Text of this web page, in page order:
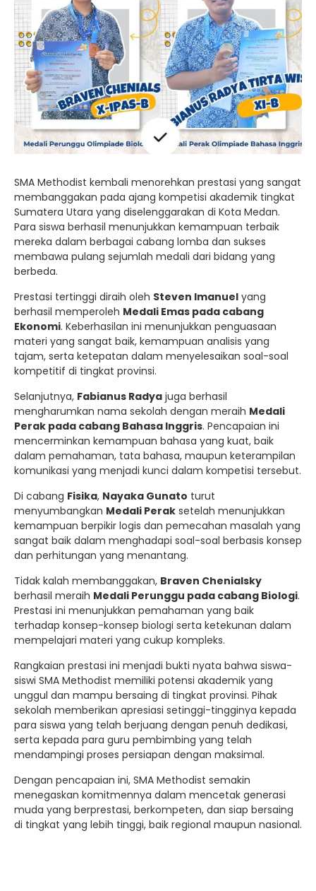
SMA Methodist kembali menorehkan prestasi yang sangat
membanggakan pada ajang kompetisi akademik tingkat
Sumatera Utara yang diselenggarakan di Kota Medan.
Para siswa berhasil menunjukkan kemampuan terbaik
mereka dalam berbagai cabang lomba dan sukses
membawa pulang sejumlah medali dari bidang yang
berbeda.
Prestasi tertinggi diraih oleh Steven Imanuel yang
berhasil memperoleh Medali Emas pada cabang
Ekonomi. Keberhasilan ini menunjukkan penguasaan
materi yang sangat baik, kemampuan analisis yang
tajam, serta ketepatan dalam menyelesaikan soal-soal
kompetitif di tingkat provinsi.
Selanjutnya, Fabianus Radya juga berhasil
mengharumkan nama sekolah dengan meraih Medali
Perak pada cabang Bahasa Inggris. Pencapaian ini
mencerminkan kemampuan bahasa yang kuat, baik
dalam pemahaman, tata bahasa, maupun keterampilan
komunikasi yang menjadi kunci dalam kompetisi tersebut.
Di cabang Fisika, Nayaka Gunato turut
menyumbangkan Medali Perak setelah menunjukkan
kemampuan berpikir logis dan pemecahan masalah yang
sangat baik dalam menghadapi soal-soal berbasis konsep
dan perhitungan yang menantang.
Tidak kalah membanggakan, Braven Chenialsky
berhasil meraih Medali Perunggu pada cabang Biologi.
Prestasi ini menunjukkan pemahaman yang baik
terhadap konsep-konsep biologi serta ketekunan dalam
mempelajari materi yang cukup kompleks.
Rangkaian prestasi ini menjadi bukti nyata bahwa siswa-
siswi SMA Methodist memiliki potensi akademik yang
unggul dan mampu bersaing di tingkat provinsi. Pihak
sekolah memberikan apresiasi setinggi-tingginya kepada
para siswa yang telah berjuang dengan penuh dedikasi,
serta kepada para guru pembimbing yang telah
mendampingi proses persiapan dengan maksimal.
Dengan pencapaian ini, SMA Methodist semakin
menegaskan komitmennya dalam mencetak generasi
muda yang berprestasi, berkompeten, dan siap bersaing
di tingkat yang lebih tinggi, baik regional maupun nasional.